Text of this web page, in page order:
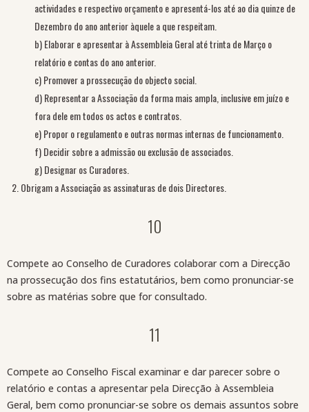
actividades e respectivo orçamento e apresentá-los até ao dia quinze de
Dezembro do ano anterior àquele a que respeitam.
b) Elaborar e apresentar à Assembleia Geral até trinta de Março o
relatório e contas do ano anterior.
c) Promover a prossecução do objecto social.
d) Representar a Associação da forma mais ampla, inclusive em juízo e
fora dele em todos os actos e contratos.
e) Propor o regulamento e outras normas internas de funcionamento.
f) Decidir sobre a admissão ou exclusão de associados.
g) Designar os Curadores.
Obrigam a Associação as assinaturas de dois Directores.
10
Compete ao Conselho de Curadores colaborar com a Direcção
na prossecução dos fins estatutários, bem como pronunciar-se
sobre as matérias sobre que for consultado.
11
Compete ao Conselho Fiscal examinar e dar parecer sobre o
relatório e contas a apresentar pela Direcção à Assembleia
Geral, bem como pronunciar-se sobre os demais assuntos sobre